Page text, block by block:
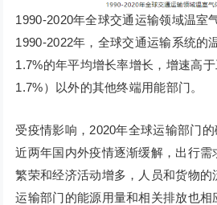
1990-2020年全球交通运输领域温室
1990-2022年，全球交通运输系统的
1.7%的年平均增长率增长，增速高
1.7%）以外的其他终端用能部门。
受疫情影响，2020年全球运输部门
近两年国内外疫情逐渐缓解，出行需
繁荣和经济活动增多，人员和货物的
运输部门的能源用量和相关排放也相